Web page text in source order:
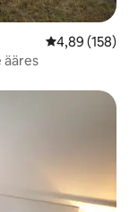
Keskmine
4,89 (158)
ääres